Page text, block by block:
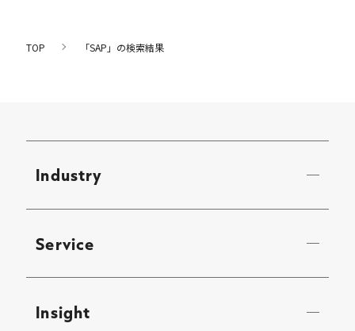
TOP 「SAP」の検索結果
Industry
Service
Insight